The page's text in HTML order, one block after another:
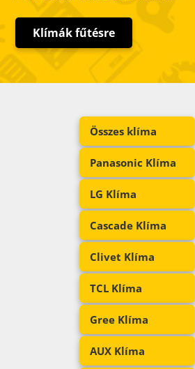
Klímák fűtésre
Összes klíma
Panasonic Klíma
LG Klíma
Cascade Klíma
Clivet Klíma
TCL Klíma
Gree Klíma
AUX Klíma